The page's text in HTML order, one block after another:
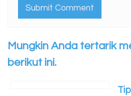
Mungkin Anda tertarik
berikut ini.